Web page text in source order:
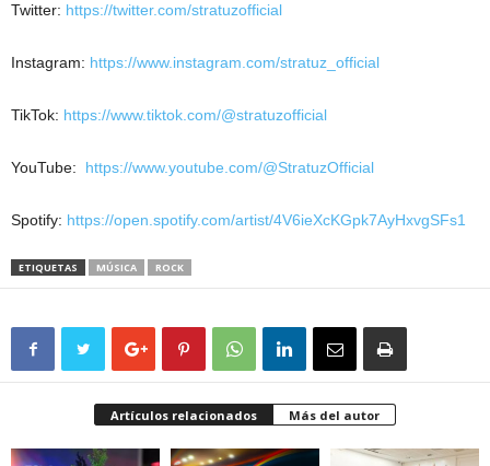
Twitter: https://twitter.com/stratuzofficial
Instagram: https://www.instagram.com/stratuz_official
TikTok: https://www.tiktok.com/@stratuzofficial
YouTube: https://www.youtube.com/@StratuzOfficial
Spotify: https://open.spotify.com/artist/4V6ieXcKGpk7AyHxvgSFs1
ETIQUETAS MÚSICA ROCK
Artículos relacionados Más del autor